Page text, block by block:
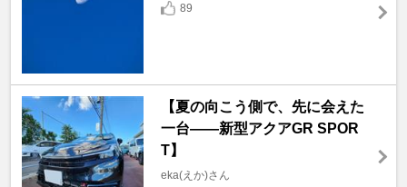
89
【夏の向こう側で、先に会えた
一台――新型アクアGR SPOR
T】
eka(えか)さん